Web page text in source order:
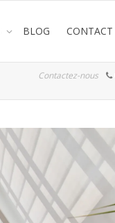
BLOG CONTACT
Contactez-nous